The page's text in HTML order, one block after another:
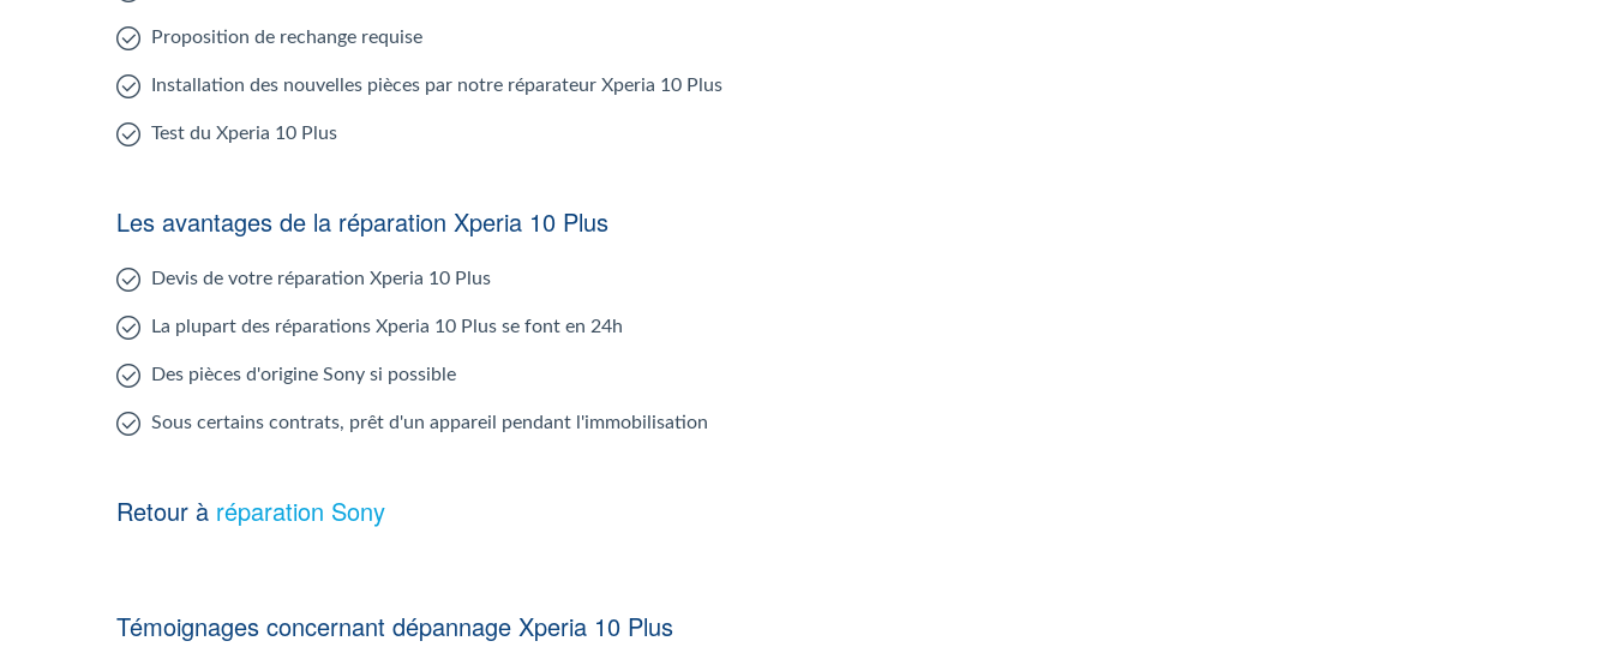
Proposition de rechange requise
Installation des nouvelles pièces par notre réparateur Xperia 10 Plus
Test du Xperia 10 Plus
Les avantages de la réparation Xperia 10 Plus
Devis de votre réparation Xperia 10 Plus
La plupart des réparations Xperia 10 Plus se font en 24h
Des pièces d'origine Sony si possible
Sous certains contrats, prêt d'un appareil pendant l'immobilisation
Retour à réparation Sony
Témoignages concernant dépannage Xperia 10 Plus